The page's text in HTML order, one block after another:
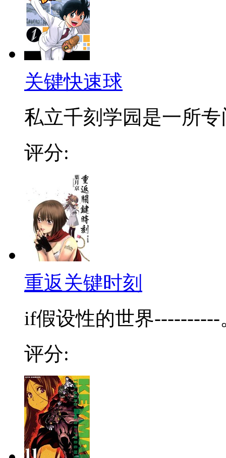
关键快速球
私立千刻学园是一所
评分:
重返关键时刻
if假设性的世界
评分: